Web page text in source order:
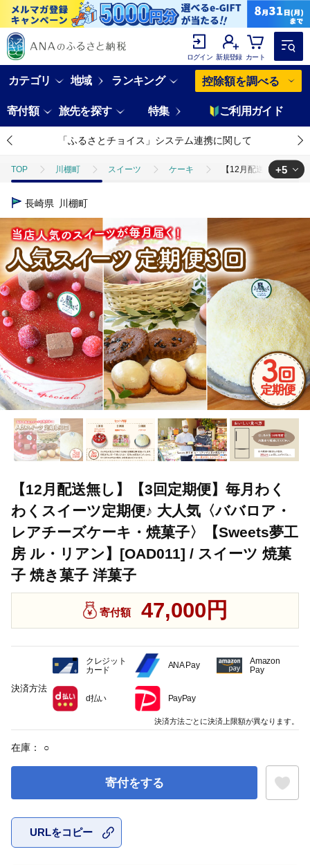
ログイン 新規登録 カート
カテゴリ 地域 ランキング 控除額を調べる
寄付額 旅先を探す 特集 ご利用ガイド
「ふるさとチョイス」システム連携に関して
TOP 川棚町 スイーツ ケーキ 【12月配送無し】【3
TOP
【12月配送無し】【3回定
TOP パン・菓子類 【12月配送無し】【3回定期便】毎月わくわく
TOP パン・菓子類 洋菓子 【12月配送無し】【3回定期便
TOP パン・菓子類 洋菓子 ケーキ 【12月配送無し】
+5
長崎県 川棚町
【12月配送無し】【3回定期便】毎月わく
わくスイーツ定期便♪ 大人気〈ババロア・
レアチーズケーキ・焼菓子〉【Sweets夢工
房 ル・リアン】[OAD011] / スイーツ 焼菓
子 焼き菓子 洋菓子
寄付額 47,000円
在庫： ○
寄付をする
URLをコピー
決済方法
クレジット
カード
ANA Pay
Amazon
Pay
d払い PayPay
決済方法ごとに決済上限額が異なります。